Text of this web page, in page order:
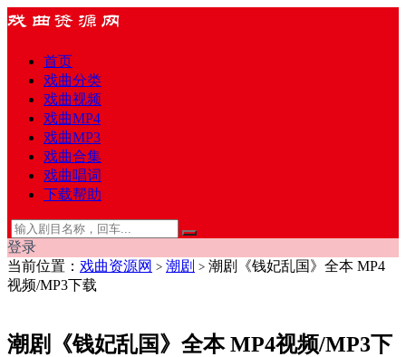
首页
戏曲分类
戏曲视频
戏曲MP4
戏曲MP3
戏曲合集
戏曲唱词
下载帮助
登录
当前位置： 戏曲资源网 > 潮剧 > 潮剧《钱妃乱国》全本 MP4
视频/MP3下载
潮剧《钱妃乱国》全本 MP4视频/MP3下